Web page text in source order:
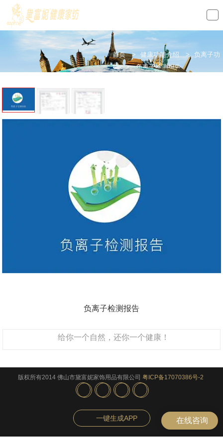
loading
首页 > 健康功能介绍 > 负离子功
能 > 负离子检测报告
上
一
条
负离子检测报告
给你一个自然，还你一个健康！
版权所有2014 佛山市黛富妮家饰用品有限公司 粤ICP备17070386号-2
一键生成APP 在线咨询